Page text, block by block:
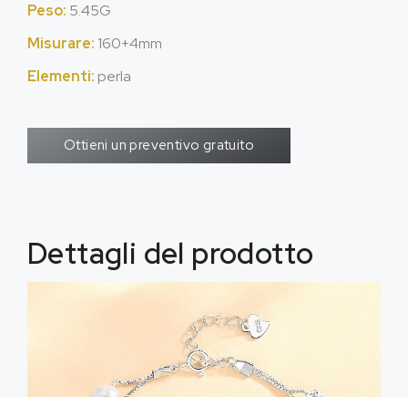
Peso: 5.45G
Misurare: 160+4mm
Elementi: perla
Ottieni un preventivo gratuito
Dettagli del prodotto